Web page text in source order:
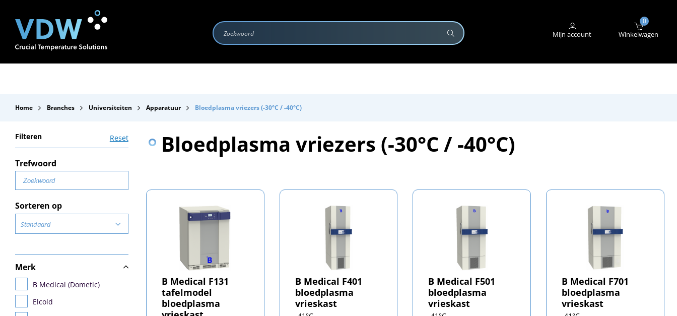
Mijn account
0
Winkelwagen
Branches STORING MELDEN
Home Branches Universiteiten Apparatuur Bloedplasma vriezers (-30°C / -40°C)
Filteren
Trefwoord
Reset
Sorteren op
Standaard
Merk
B Medical (Dometic)
Elcold
Bloedplasma vriezers (-30°C / -40°C)
B Medical F131
tafelmodel
bloedplasma
B Medical F401
bloedplasma
vrieskast
B Medical F501
bloedplasma
vrieskast
B Medical F701
bloedplasma
vrieskast